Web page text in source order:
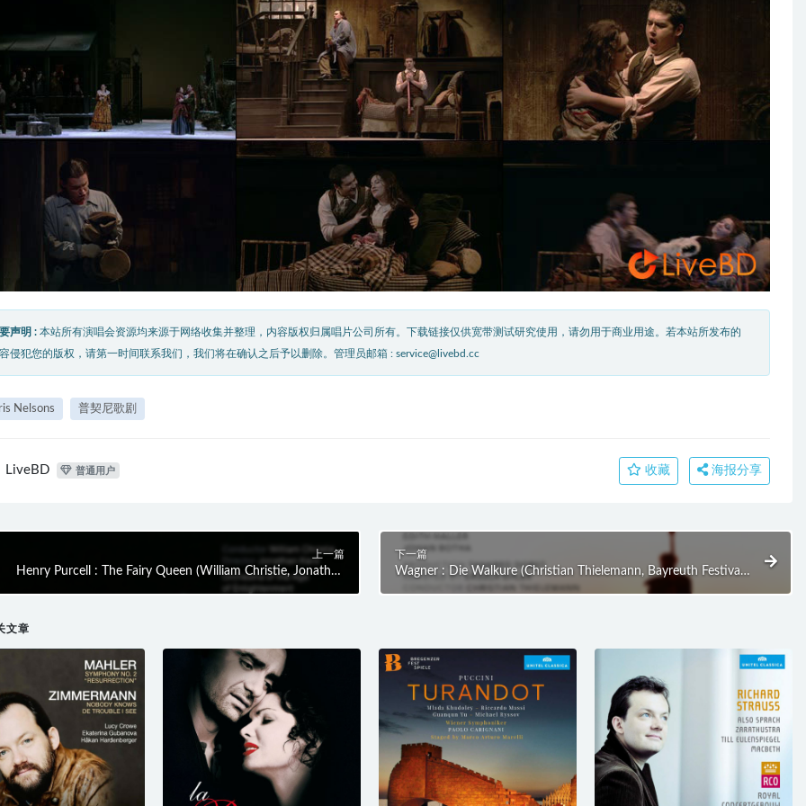
声明 : 本站所有演唱会资源均来源于网络收集并整理，内容版权归属唱片公司所有。下载链接仅供宽带测试研究使用，请勿用于商业用途。若本站所发布的
侵犯您的版权，请第一时间联系我们，我们将在确认之后予以删除。管理员邮箱 : service@livebd.cc
Nelsons 普契尼歌剧
LiveBD 普通用户 收藏 海报分享
上一篇
Henry Purcell : The Fairy Queen (William Christie, Jonathan
Kent) (2010) BD蓝光原盘 42.1G
下一篇
Wagner : Die Walkure (Christian Thielemann, Bayreuth Festival)
(2010) BD蓝光原盘 45.1G
文章